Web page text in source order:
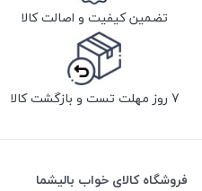
تضمین کیفیت و اصالت کالا
7 روز مهلت تست و بازگشت کالا
فروشگاه کالای خواب بالیشما